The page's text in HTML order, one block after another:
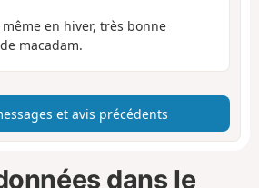
en hiver, très bonne
macadam.
et avis précédents
dans le